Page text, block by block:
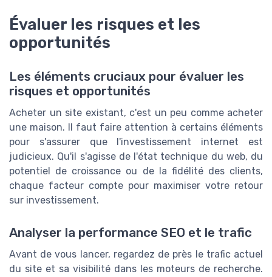
Évaluer les risques et les
opportunités
Les éléments cruciaux pour évaluer les
risques et opportunités
Acheter un site existant, c'est un peu comme acheter
une maison. Il faut faire attention à certains éléments
pour s'assurer que l'investissement internet est
judicieux. Qu'il s'agisse de l'état technique du web, du
potentiel de croissance ou de la fidélité des clients,
chaque facteur compte pour maximiser votre retour
sur investissement.
Analyser la performance SEO et le trafic
Avant de vous lancer, regardez de près le trafic actuel
du site et sa visibilité dans les moteurs de recherche.